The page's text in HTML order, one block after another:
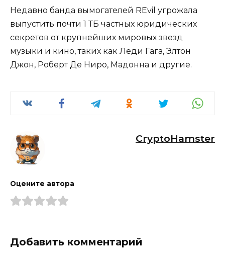
Недавно банда вымогателей REvil угрожала
выпустить почти 1 ТБ частных юридических
секретов от крупнейших мировых звезд
музыки и кино, таких как Леди Гага, Элтон
Джон, Роберт Де Ниро, Мадонна и другие.
CryptoHamster
Оцените автора
Добавить комментарий